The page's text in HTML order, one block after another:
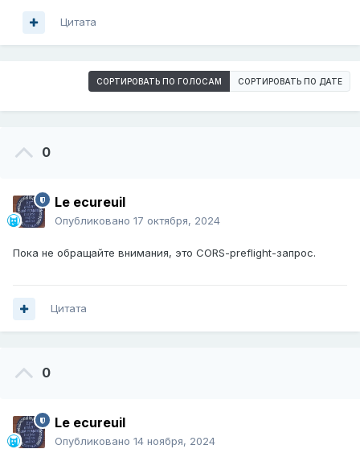
Цитата
СОРТИРОВАТЬ ПО ГОЛОСАМ СОРТИРОВАТЬ ПО ДАТЕ
0
Le ecureuil
Опубликовано 17 октября, 2024
Пока не обращайте внимания, это CORS-preflight-запрос.
Цитата
0
Le ecureuil
Опубликовано 14 ноября, 2024